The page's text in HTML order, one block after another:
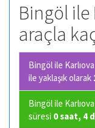
Bingöl ile
araçla
Bingöl ile
ile yaklaşık olarak
Bingöl ile
süresi 0 saat, 4